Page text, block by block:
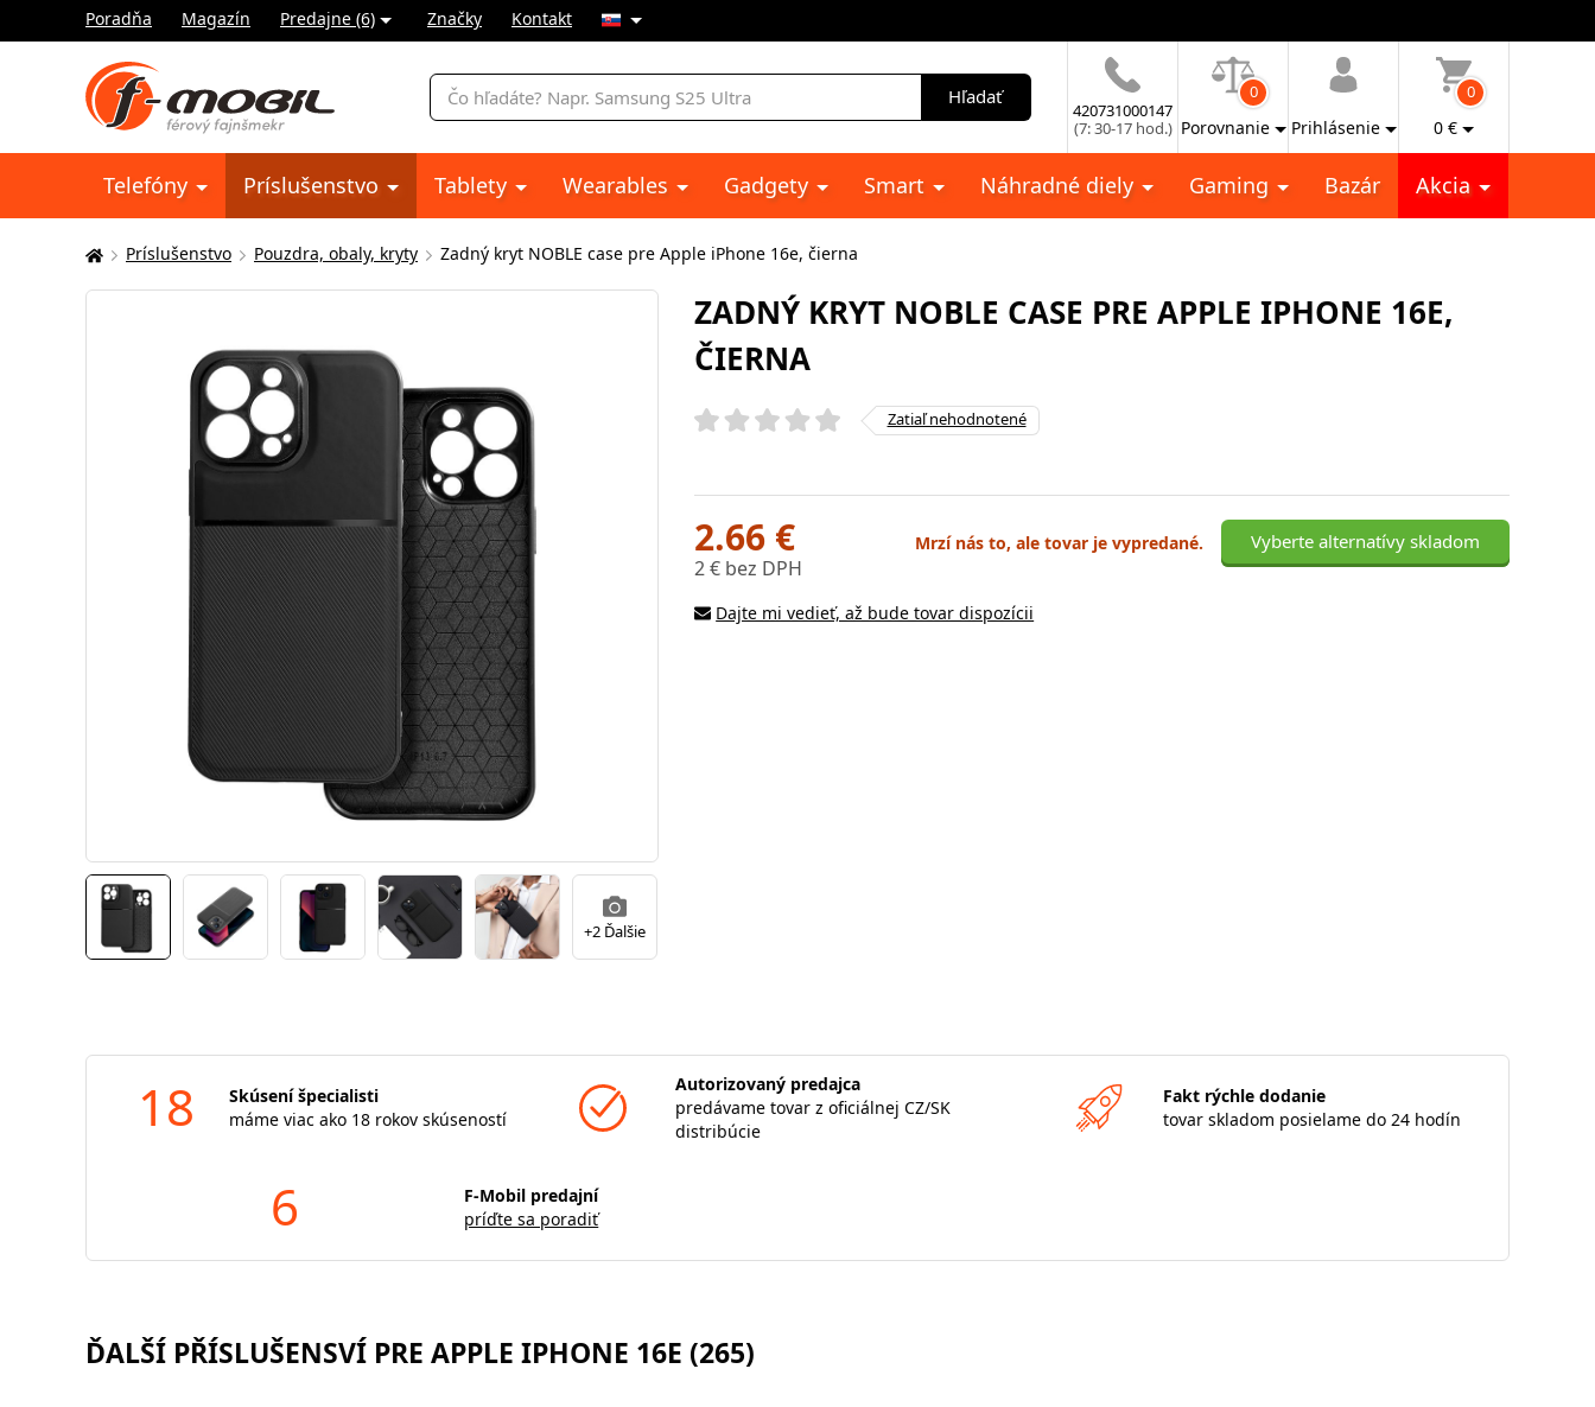
Poradňa Magazín Predajne (6) Značky Kontakt
Vyhľadávanie
Hľadať
420731000147
(7: 30-17 hod.)
0
Porovnanie Prihlásenie
0
0 €
Telefóny Príslušenstvo Tablety Wearables Gadgety Smart Náhradné diely Gaming Bazár Akcia
Tu
sa
Príslušenstvo Pouzdra, obaly, kryty Zadný kryt NOBLE case pre Apple iPhone 16e, čierna
+2 Ďalšie
ZADNÝ KRYT NOBLE CASE PRE APPLE IPHONE 16E,
ČIERNA
Zatiaľ nehodnotené
2.66 €
2 € bez DPH
Mrzí nás to, ale tovar je vypredané. Vyberte alternatívy skladom
Dajte mi vedieť, až bude tovar dispozícii
18
Skúsení špecialisti
máme viac ako 18 rokov skúseností
Autorizovaný predajca
predávame tovar z oficiálnej CZ/SK
distribúcie
Fakt rýchle dodanie
tovar skladom posielame do 24 hodín
6
F-Mobil predajní
príďte sa poradiť
ĎALŠÍ PŘÍSLUŠENSVÍ PRE APPLE IPHONE 16E (265)